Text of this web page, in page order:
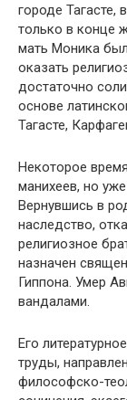
городе Тагасте,
только в конце
мать Моника
оказать
достаточно
основе
Тагасте,
Некоторое
манихеев, но
Вернувшись в
наследство,
религиозное
назначен
Гиппона. Умер
вандалами.
Его
труды,
философско-